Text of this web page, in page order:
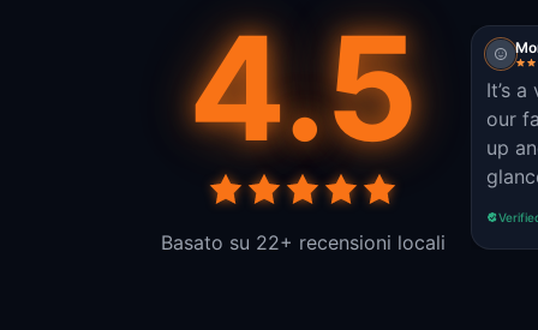
4.5
Basato su 22+ recensioni locali
It’s
our family.
up